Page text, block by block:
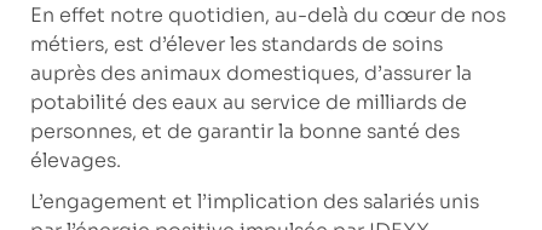
En effet notre quotidien, au-delà du cœur de nos
métiers, est d’élever les standards de soins
auprès des animaux domestiques, d’assurer la
potabilité des eaux au service de milliards de
personnes, et de garantir la bonne santé des
élevages.
L’engagement et l’implication des salariés unis